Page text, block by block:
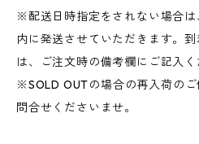
※配送日時指定をされない場合
内に発送させていただきます。
は、ご注文時の備考欄にご記入く
※SOLD OUTの場合の再入荷の
問合せくださいませ。